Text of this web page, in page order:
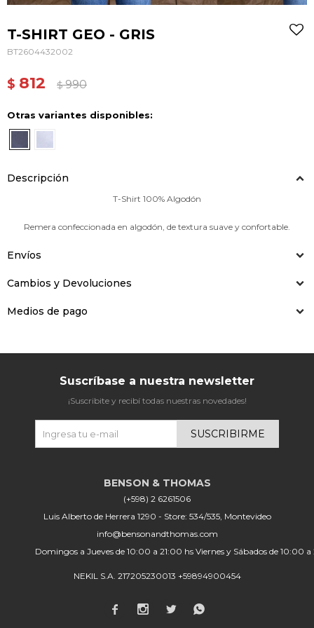
T-SHIRT GEO - GRIS
BT2604432002
$ 812 $ 990
Otras variantes disponibles:
Descripción
T-Shirt 100% Algodón
Remera confeccionada en algodón, de textura suave y confortable.
Envíos
Cambios y Devoluciones
Medios de pago
(+598) 2 6261506
Luis Alberto de Herrera 1290 - Store: 534/535, Montevideo
info@bensonandthomas.com
Domingos a Jueves de 10:00 a 21:00 hs Viernes y Sábados de 10:00
NEKIL S.A. 217205230013 +59894900454
   
Suscríbase a nuestra newsletter
¡Suscribite y recibí todas nuestras novedades!
SUSCRIBIRME